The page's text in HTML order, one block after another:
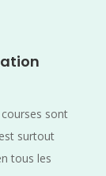
courses sont
surtout
tous les